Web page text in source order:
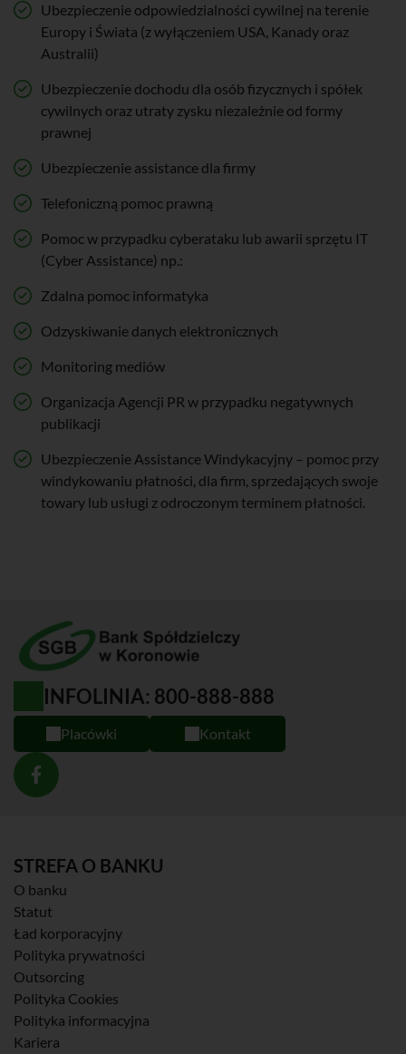
Ubezpieczenie odpowiedzialności cywilnej na terenie
Europy i Świata (z wyłączeniem USA, Kanady oraz
Australii)
Ubezpieczenie dochodu dla osób fizycznych i spółek
cywilnych oraz utraty zysku niezależnie od formy
prawnej
Ubezpieczenie assistance dla firmy
Telefoniczną pomoc prawną
Pomoc w przypadku cyberataku lub awarii sprzętu IT
(Cyber Assistance) np.:
Zdalna pomoc informatyka
Odzyskiwanie danych elektronicznych
Monitoring mediów
Organizacja Agencji PR w przypadku negatywnych
publikacji
Ubezpieczenie Assistance Windykacyjny – pomoc przy
windykowaniu płatności, dla firm, sprzedających swoje
towary lub usługi z odroczonym terminem płatności.
INFOLINIA: 800-888-888
Placówki Kontakt
STREFA O BANKU
O banku
Statut
Ład korporacyjny
Polityka prywatności
Outsorcing
Polityka Cookies
Polityka informacyjna
Kariera